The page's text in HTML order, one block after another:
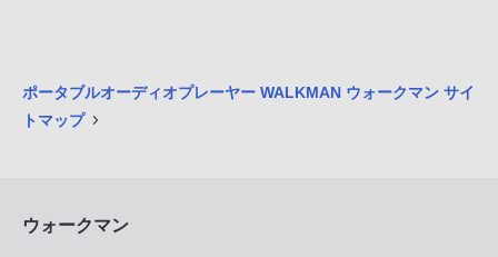
ポータブルオーディオプレーヤー WALKMAN ウォークマン サイ
トマップ
ウォークマン